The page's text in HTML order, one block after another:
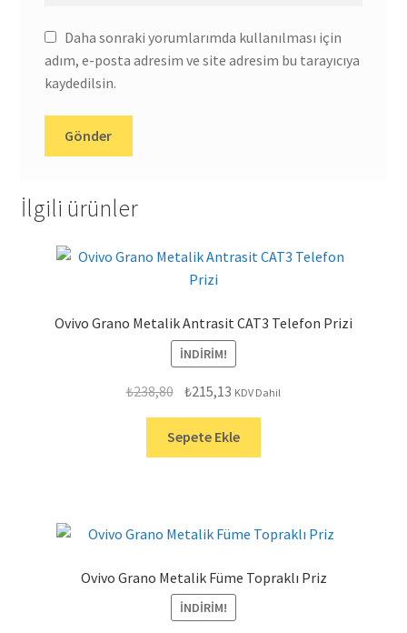
Daha sonraki yorumlarımda kullanılması için
adım, e-posta adresim ve site adresim bu tarayıcıya
kaydedilsin.
İlgili ürünler
Ovivo Grano Metalik Antrasit CAT3 Telefon Prizi
İNDIRIM!
₺238,80 Orijinal
₺238,80.
₺215,13 Şu
fiyat:
₺215,13.
KDV Dahil
Sepete Ekle
Ovivo Grano Metalik Füme Topraklı Priz
İNDIRIM!